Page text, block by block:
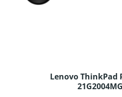
Lenovo ThinkPad